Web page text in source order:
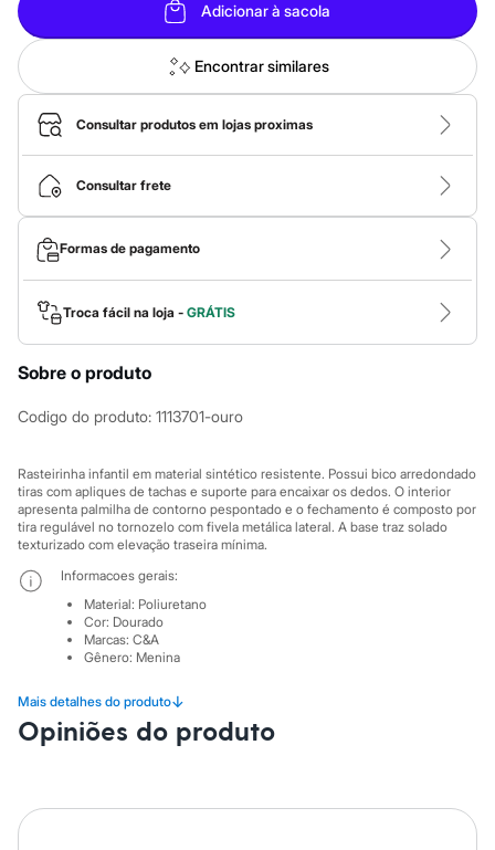
Jeans
Macacões
Saias
Shorts e Bermudas
Vestidos
Acessórios
Bolsas
Bonés e Chapéus
Bijoux
Cintos
Óculos
Relógios
Calçados
Botas
Rasteirinhas
Sandálias
Sapatilhas
Tênis
City
Clock House
Sawary
Yessica
Moda esportiva
Acessórios
Blusas
Calçados
Leggings
Shorts e Bermudas
Moda íntima
Calcinhas
Meias
Pijamas
Sutiãs e Tops
Maiôs
Saídas de praia
Adicionar à sacola
Encontrar similares
Consultar produtos em lojas proximas
Consultar frete
Formas de pagamento
Troca fácil na loja - GRÁTIS
Sobre o produto
Codigo do produto: 1113701-ouro
Rasteirinha infantil em material sintético resistente. Possui bico arredondado
tiras com apliques de tachas e suporte para encaixar os dedos. O interior
apresenta palmilha de contorno pespontado e o fechamento é composto por
tira regulável no tornozelo com fivela metálica lateral. A base traz solado
texturizado com elevação traseira mínima.
Mais detalhes do produto↓
Informacoes gerais:
Material: Poliuretano
Cor: Dourado
Marcas: C&A
Gênero: Menina
Opiniões do produto